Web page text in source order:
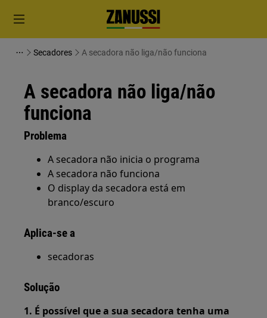
Secadores A secadora não liga/não funciona
A secadora não liga/não
funciona
Problema
A secadora não inicia o programa
A secadora não funciona
O display da secadora está em
branco/escuro
Aplica-se a
secadoras
Solução
1. É possível que a sua secadora tenha uma